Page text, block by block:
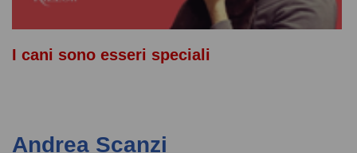
I cani sono esseri speciali
Andrea Scanzi